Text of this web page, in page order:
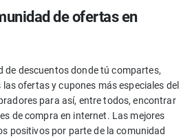
de ofertas en
de descuentos donde tú compartes,
ofertas y cupones más especiales del
para así, entre todos, encontrar
de compra en internet. Las mejores
positivos por parte de la comunidad